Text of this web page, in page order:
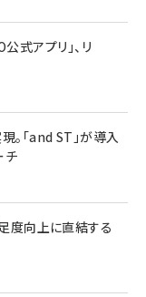
式アプリ」、リ
「and ST」が導入
チ
度向上に直結する